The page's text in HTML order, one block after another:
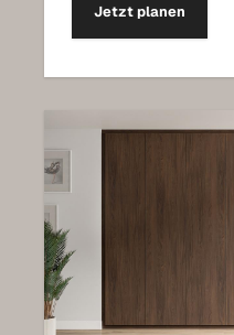
Jetzt planen